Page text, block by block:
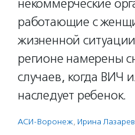
некоммерческие
работающие с
жизненной
регионе намерены
случаев, когда ВИЧ
наследует ребенок.
АСИ-Воронеж, Ирина